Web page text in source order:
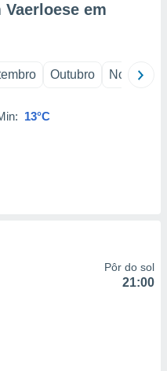
em
Outubro Novembro
13°C
Pôr do sol
21:00